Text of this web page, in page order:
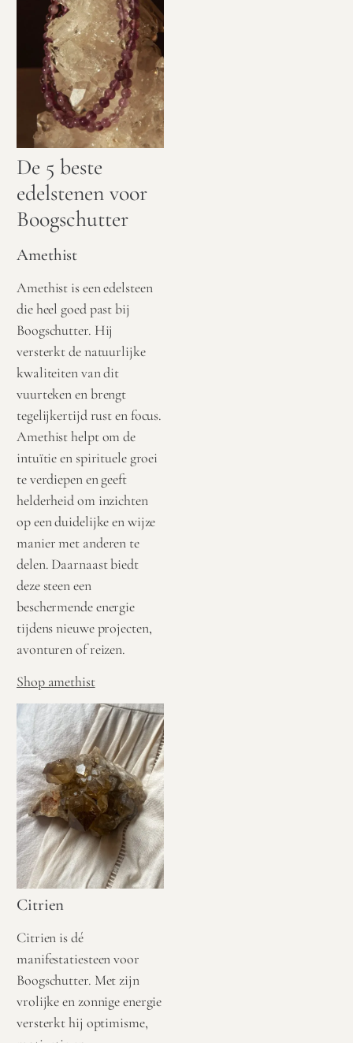
De 5 beste
edelstenen voor
Boogschutter
Amethist
Amethist is een edelsteen
die heel goed past bij
Boogschutter. Hij
versterkt de natuurlijke
kwaliteiten van dit
vuurteken en brengt
tegelijkertijd rust en focus.
Amethist helpt om de
intuïtie en spirituele groei
te verdiepen en geeft
helderheid om inzichten
op een duidelijke en wijze
manier met anderen te
delen. Daarnaast biedt
deze steen een
beschermende energie
tijdens nieuwe projecten,
avonturen of reizen.
Shop amethist
Citrien
Citrien is dé
manifestatiesteen voor
Boogschutter. Met zijn
vrolijke en zonnige energie
versterkt hij optimisme,